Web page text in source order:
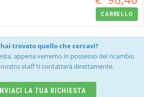
CARRELLO
trovato quello che cercavi?
appena verremo in possesso del ricambio
staff ti contatterà direttamente.
INVIACI LA TUA RICHIESTA